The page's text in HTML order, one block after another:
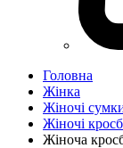
Головна
Жінка
Жіночі
Жіночі
Жіноча